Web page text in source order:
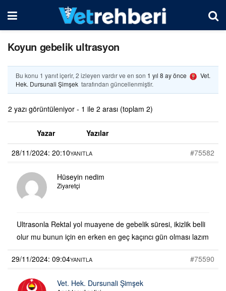
Koyun gebelik ultrasyon
Bu konu 1 yanıt içerir, 2 izleyen vardır ve en son 1 yıl 8 ay önce
Vet.
Hek. Dursunali Şimşek tarafından güncellenmiştir.
2 yazı görüntüleniyor - 1 ile 2 arası (toplam 2)
Yazar
Yazılar
28/11/2024: 20:10
#75582
YANITLA
Hüseyin nedim
Ziyaretçi
Ultrasonla Rektal yol muayene de gebelik süresi, ikizlik belli
olur mu bunun için en erken en geç kaçıncı gün olması lazım
29/11/2024: 09:04 #75590
YANITLA
Vet. Hek. Dursunali Şimşek